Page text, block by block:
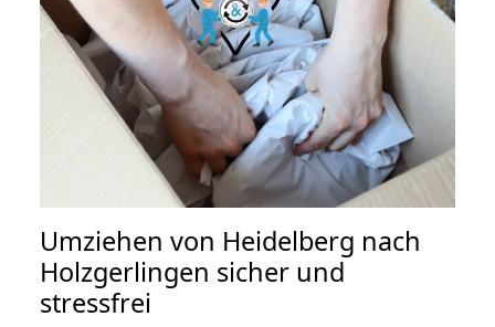
Umziehen von Heidelberg nach
Holzgerlingen sicher und
stressfrei